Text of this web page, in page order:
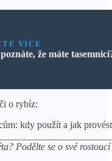
VÍCE
že máte
o rybíz:
kdy použít a jak
Podělte se o své